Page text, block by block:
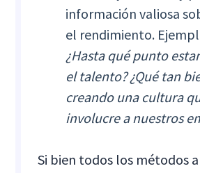
información valiosa
el rendimiento.
¿Hasta qué punto
el talento? ¿Qué tan
creando una cultura
involucre a nuestros
Si bien todos los métodos